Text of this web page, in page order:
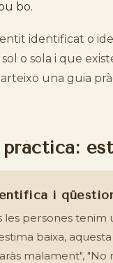
bo.
identificat o
sol o sola i que
una guia
i
les persones tenim
baixa,
malament",